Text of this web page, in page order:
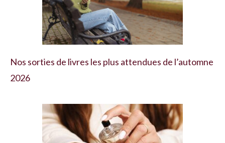
Nos sorties de livres les plus attendues de l’automne
2026